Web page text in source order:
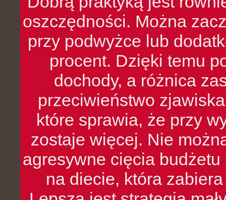
oszczędności. Można
przy podwyżce lub
procent. Dzięki temu
dochody, a różnica
przeciwieństwo
które sprawia, że przy
zostaje więcej. Nie
agresywne cięcia
na diecie, która